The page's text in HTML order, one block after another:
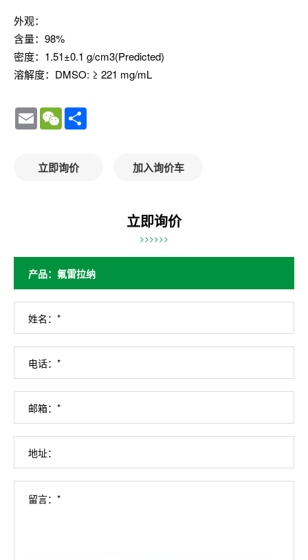
外观：
含量：98%
密度：1.51±0.1 g/cm3(Predicted)
溶解度：DMSO: ≥ 221 mg/mL
Email WeChat
立即询价 加入询价车
立即询价
>>>>>>
姓名：*
电话：*
邮箱：*
地址：
留言：*